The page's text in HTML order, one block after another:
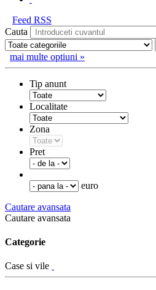
Feed RSS
Cauta
mai multe optiuni »
Tip anunt
Localitate
Zona
Pret
euro
Cautare avansata
Cautare avansata
Categorie
Case si vile